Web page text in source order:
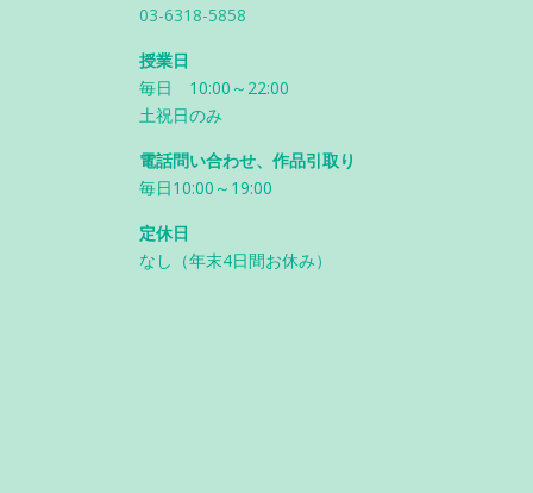
03-6318-5858
授業日
毎日 10:00～22:00
土祝日のみ
電話問い合わせ、作品引取り
毎日10:00～19:00
定休日
なし（年末4日間お休み）